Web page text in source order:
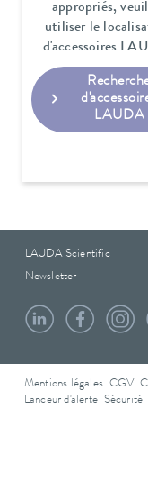
appropriés,
utiliser le
d'accessoires
LAUDA
LAUDA Scientific
Newsletter
Mentions légales CGV
Lanceur d'alerte Sécurité